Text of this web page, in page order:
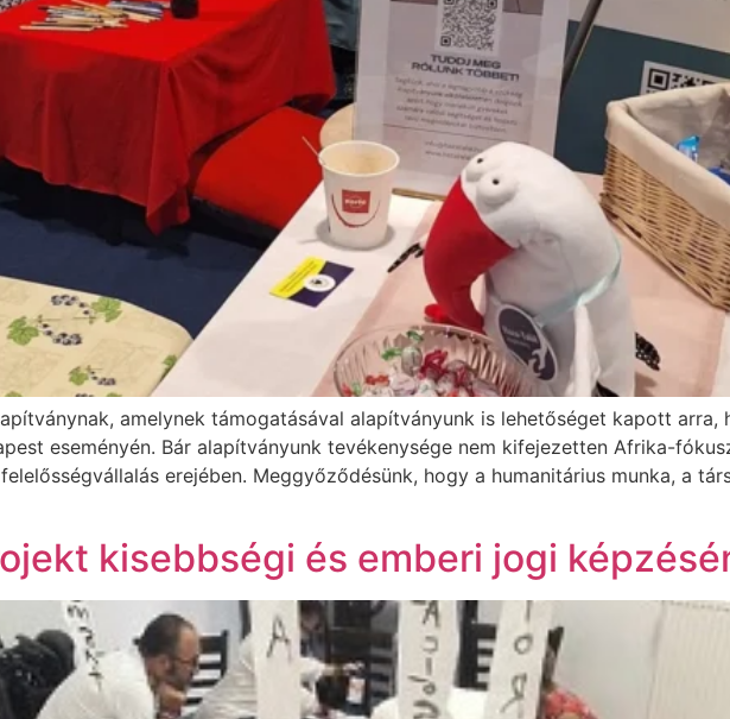
amelynek támogatásával alapítványunk is lehetőséget kapott arra,
eseményén. Bár alapítványunk tevékenysége nem kifejezetten Afrika-
erejében. Meggyőződésünk, hogy a humanitárius munka, a
kisebbségi és emberi jogi